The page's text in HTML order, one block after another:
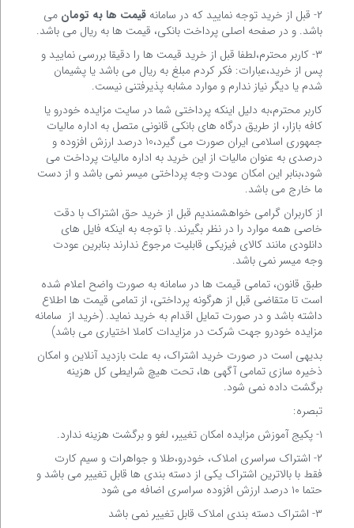
۲- قبل از خرید توجه نمایید که در سامانه قیمت ها به تومان می
باشد. و در صفحه اصلی پرداخت بانکی، قیمت ها به ریال می باشد.
۳- کاربر محترم،لطفا قبل از خرید قیمت ها را دقیقا بررسی نمایید و
پس از خرید،عبارات: فکر کردم مبلغ به ریال می باشد یا پشیمان
شدم یا دیگر نیاز ندارم و موارد مشابه پذیرفتنی نیست.
کاربر محترم،به دلیل اینکه پرداختی شما در سایت مزایده خودرو یا
کافه بازار، از طریق درگاه های بانکی قانونی متصل به اداره مالیات
جمهوری اسلامی ایران صورت می گیرد،10 درصد ارزش افزوده و
درصدی به عنوان مالیات از این خرید به اداره مالیات پرداخت می
شود،بنابر این امکان عودت وجه پرداختی میسر نمی باشد و از دست
ما خارج می باشد.
از کاربران گرامی خواهشمندیم قبل از خرید حق اشتراک با دقت
خاصی همه موارد را در نظر بگیرند. با توجه به اینکه فایل های
دانلودی مانند کالای فیزیکی قابلیت مرجوع ندارند بنابرین عودت
وجه میسر نمی باشد.
طبق قانون، تمامی قیمت ها در سامانه به صورت واضح اعلام شده
است تا متقاضی قبل از هرگونه پرداختی، از تمامی قیمت ها اطلاع
داشته باشد و در صورت تمایل اقدام به خرید نماید. (خرید از سامانه
مزایده خودرو جهت شرکت در مزایدات کاملا اختیاری می باشد)
بدیهی است در صورت خرید اشتراک، به علت بازدید آنلاین و امکان
ذخیره سازی تمامی آگهی ها، تحت هیچ شرایطی کل هزینه
برگشت داده نمی شود.
تبصره:
۱- پکیج آموزش مزایده امکان تغییر، لغو و برگشت هزینه ندارد.
۲- اشتراک سراسری املاک، خودرو،طلا و جواهرات و سیم کارت
فقط با بالاترین اشتراک یکی از دسته بندی ها قابل تغییر می باشد و
حتما ۱۰ درصد ارزش افزوده سراسری اضافه می شود
۳- اشتراک دسته بندی املاک قابل تغییر نمی باشد